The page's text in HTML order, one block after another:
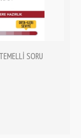
SORU